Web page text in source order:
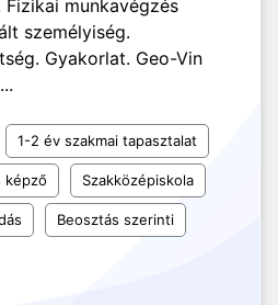
munkavégzés
személyiség.
Gyakorlat. Geo-Vin
1-2 év szakmai tapasztalat
képző Szakközépiskola
Beosztás szerinti